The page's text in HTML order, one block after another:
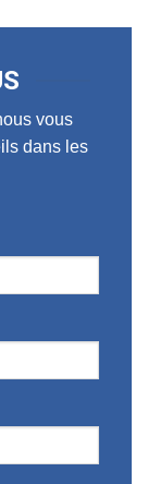
vous
dans les